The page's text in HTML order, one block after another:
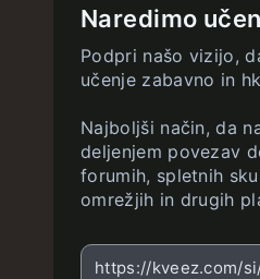
Naredimo
Podpri našo vizijo,
učenje zabavno in
Najboljši način, da
deljenjem povezav
forumih, spletnih
omrežjih in drugih
https://kveez.com/